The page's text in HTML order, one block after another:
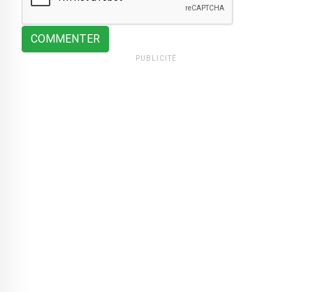
COMMENTER
PUBLICITÉ